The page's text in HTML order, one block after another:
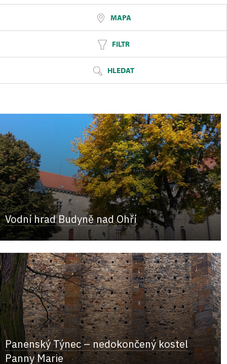
MAPA
FILTR
HLEDAT
Vodní hrad Budyně nad Ohří
Panenský Týnec – nedokončený kostel
Panny Marie